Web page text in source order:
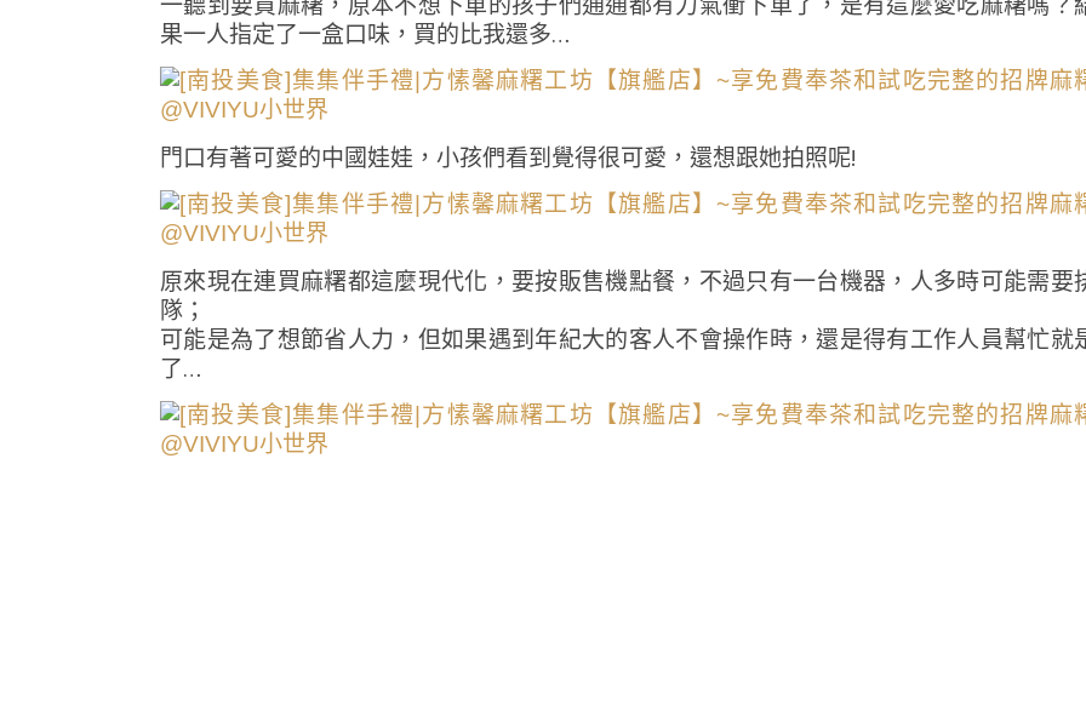
果一人指定了一盒口味，買的比我還多…
門口有著可愛的中國娃娃，小孩們看到覺得很可愛，還想跟她拍照呢!
原來現在連買麻糬都這麼現代化，要按販售機點餐，不過只有一台機器，人多時可能需要
隊；
可能是為了想節省人力，但如果遇到年紀大的客人不會操作時，還是得有工作人員幫忙就
了…